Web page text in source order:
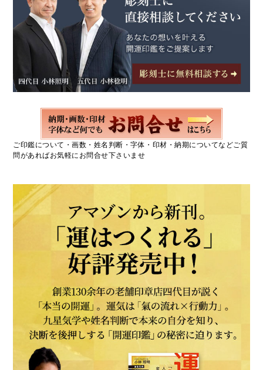
ご印鑑について・画数・姓名判断・字体・印材・納期についてなどご質
問があればお気軽にお問合せ下さいませ